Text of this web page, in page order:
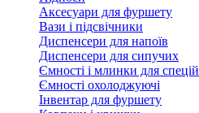
Аксесуари для фуршету
Вази і підсвічники
Диспенсери для напоїв
Диспенсери для сипучих
Ємності і млинки для спецій
Ємності охолоджуючі
Інвентар для фуршету